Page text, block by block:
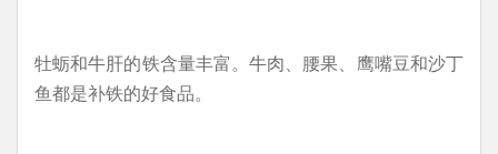
牡蛎和牛肝的铁含量丰富。牛肉、腰果、鹰嘴豆和沙丁
鱼都是补铁的好食品。